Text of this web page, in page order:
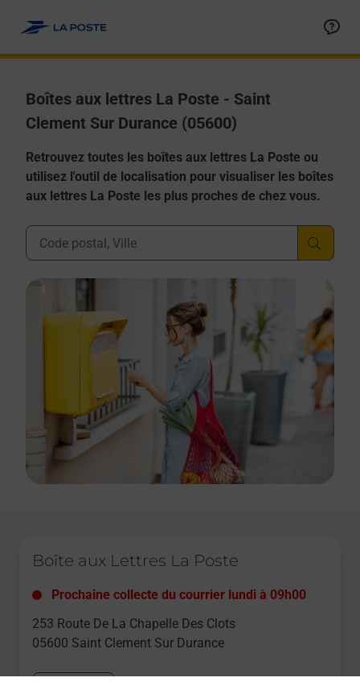
Boîtes aux lettres La Poste - Saint
Clement Sur Durance (05600)
Retrouvez toutes les boîtes aux lettres La Poste ou
utilisez l'outil de localisation pour visualiser les boîtes
aux lettres La Poste les plus proches de chez vous.
Ville, Département, Code Postal
Boîte aux Lettres La Poste
Prochaine collecte du courrier lundi à 09h00
253 Route De La Chapelle Des Clots
05600 Saint Clement Sur Durance